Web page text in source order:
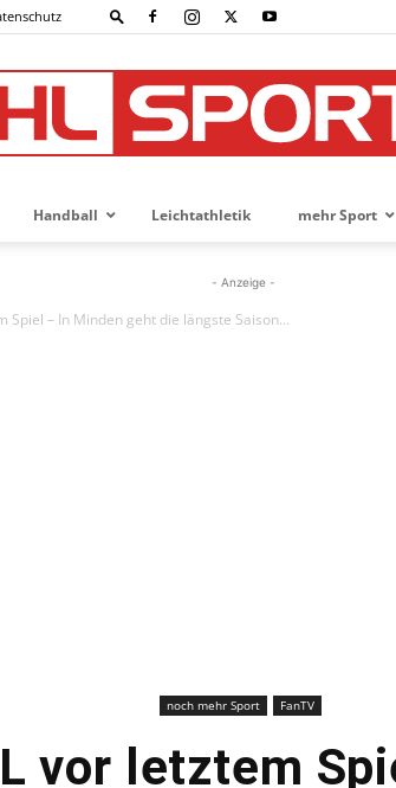
Sport-
Handball Leichtathletik mehr Sport
- Anzeige -
Spiel – In Minden geht die längste Saison...
noch mehr Sport FanTV
vor letztem